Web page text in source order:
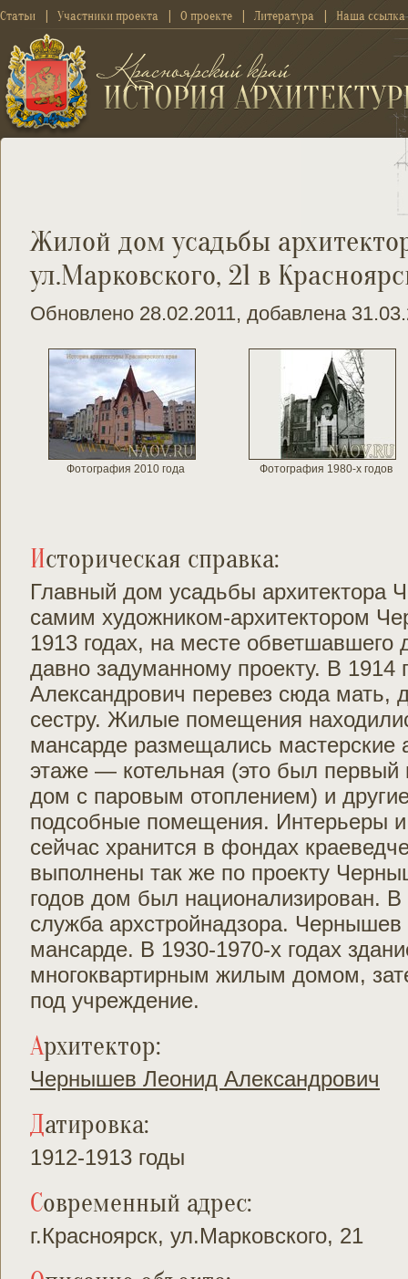
Статьи Участники проекта О проекте Литература Наша ссылка
Жилой дом усадьбы
ул.Марковского, 21 в
Обновлено 28.02.2011, добавлена
Фотография 2010 года Фотография 1980-х годов
Историческая справка:
Главный дом усадьбы архитектора
самим художником-архитектором
1913 годах, на месте обветшавшего
давно задуманному проекту. В 1914
Александрович перевез сюда
сестру. Жилые помещения
мансарде размещались мастерские
этаже — котельная (это был первый
дом с паровым отоплением) и
подсобные помещения. Интерьеры и
сейчас хранится в фондах
выполнены так же по проекту
годов дом был национализирован.
служба архстройнадзора.
мансарде. В 1930-1970-х годах
многоквартирным жилым домом,
под учреждение.
Архитектор:
Чернышев Леонид Александрович
Датировка:
1912-1913 годы
Современный адрес:
г.Красноярск, ул.Марковского, 21